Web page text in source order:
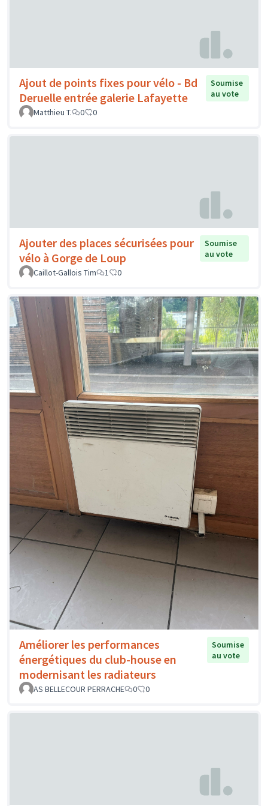
Ajout de points fixes pour vélo - Bd
Deruelle entrée galerie Lafayette
Soumise
au vote
Matthieu T.
0 0
Ajouter des places sécurisées pour
vélo à Gorge de Loup
Soumise
au vote
Caillot-Gallois Tim
1 0
Améliorer les performances
énergétiques du club-house en
modernisant les radiateurs
Soumise
au vote
AS BELLECOUR PERRACHE 0 0